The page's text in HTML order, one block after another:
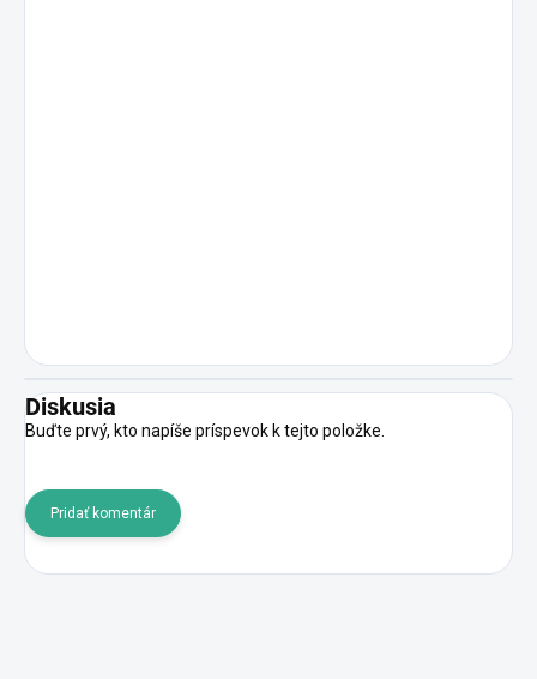
Diskusia
Buďte prvý, kto napíše príspevok k tejto položke.
Pridať komentár